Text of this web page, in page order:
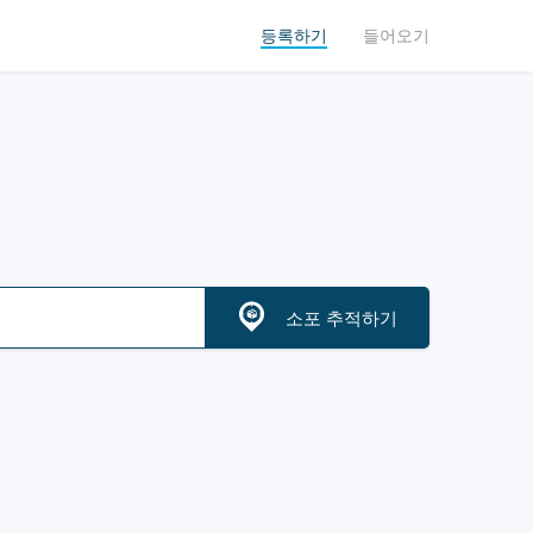
등록하기 들어오기
소포 추적하기